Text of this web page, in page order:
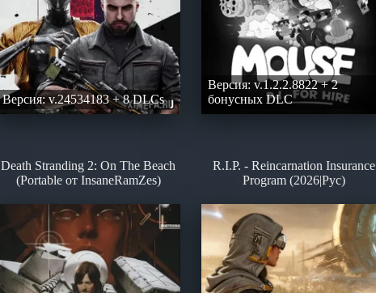
Версия: v.24534183 + 8 DLCs
Версия: v.1.2.2.8822 + 2
бонусных DLC
Death Stranding 2: On The Beach
(Portable от InsaneRamZes)
R.I.P. - Reincarnation Insurance
Program (2026|Рус)